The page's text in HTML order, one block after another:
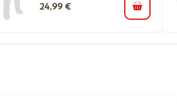
24,99 € do košíka